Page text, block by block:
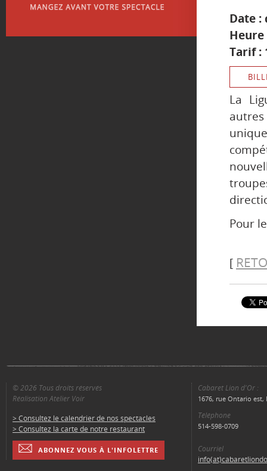
Date :
Heure
Tarif :
La
Pour
[
© 2026 Tous droits réservés
Réalisation Atelier Voir
> Consultez le calendrier de nos spectacles
> Consultez la carte de notre restaurant
ABONNEZ VOUS À L'INFOLETTRE
Cabaret Lion d'Or :
1676, rue Ontario est,
Téléphone
514-598-0709
Courriel